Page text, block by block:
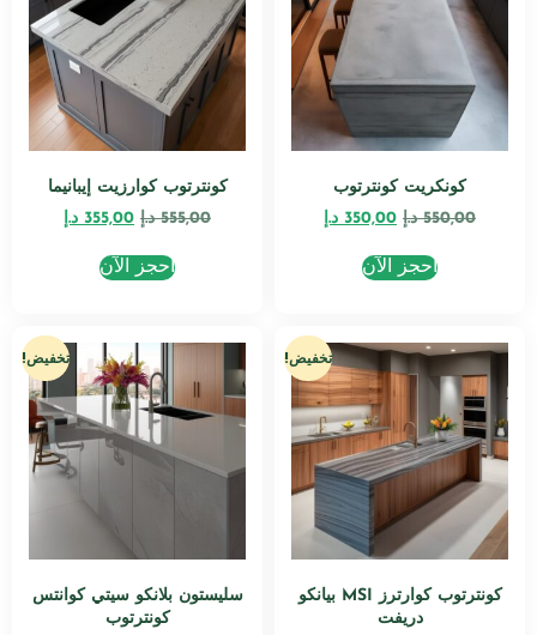
كونكريت كونترتوب
550,00 د.إ 350,00 د.إ
احجز الآن
كونترتوب كوارزيت إيبانيما
555,00 د.إ 355,00 د.إ
احجز الآن
تخفيض!
كونترتوب كوارترز MSI بيانكو
دريفت
تخفيض!
سليستون بلانكو سيتي كوانتس
كونترتوب